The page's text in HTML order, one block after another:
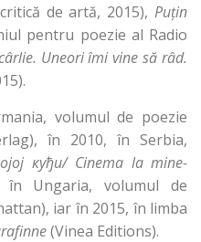
de artă, 2015),Puțin
pentru poezie al Radio
Uneori îmi vine să râd.
volumul de poezie
în 2010, în Serbia,
куђи/ Cinema la mine-
în Ungaria, volumul de
iar în 2015, în limba
(Vinea Editions).